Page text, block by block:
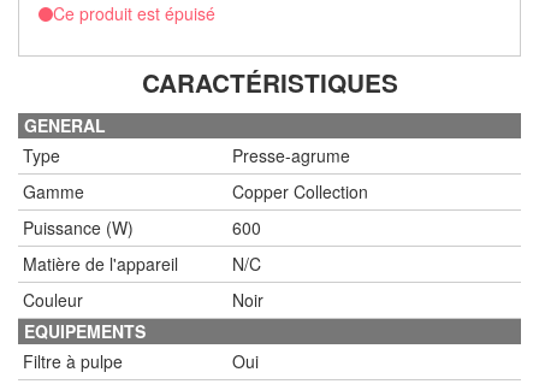
Ce produit est épuisé
CARACTÉRISTIQUES
GENERAL
Type
Presse-agrume
Gamme
Copper Collection
Puissance (W)
600
Matière de l'appareil
N/C
Couleur
Noir
EQUIPEMENTS
Filtre à pulpe
Oui